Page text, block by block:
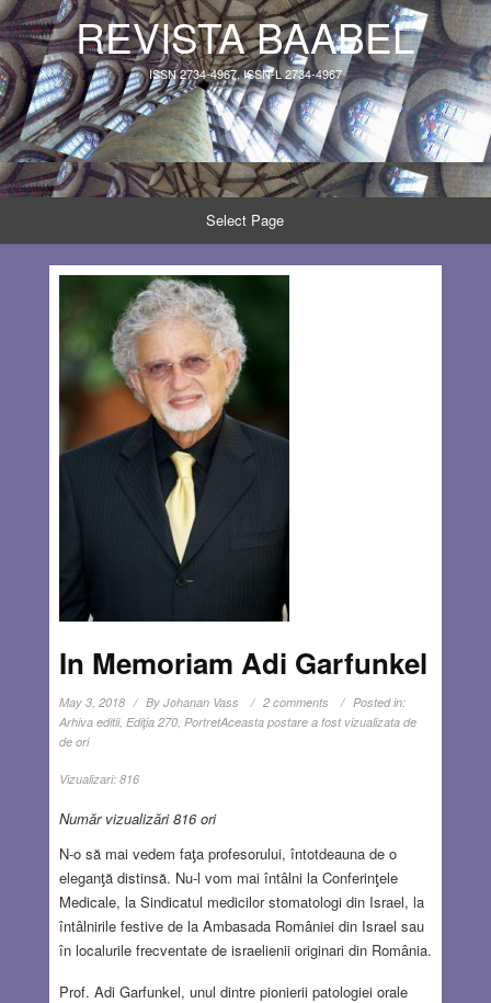
REVISTA BAABEL
ISSN 2734-4967, ISSN-L 2734-4967
Select Page
In Memoriam Adi Garfunkel
May 3, 2018 By Johanan Vass 2 comments
Posted in:
Arhiva editii, Ediţia 270, PortretAceasta postare a fost vizualizata de
de ori
Vizualizari: 816
Număr vizualizări 816 ori
N-o să mai vedem faƫa profesorului, întotdeauna de o
eleganƫă distinsă. Nu-l vom mai întâlni la Conferinƫele
Medicale, la Sindicatul medicilor stomatologi din Israel, la
întâlnirile festive de la Ambasada României din Israel sau
în localurile frecventate de israelienii originari din România.
Prof. Adi Garfunkel, unul dintre pionierii patologiei orale